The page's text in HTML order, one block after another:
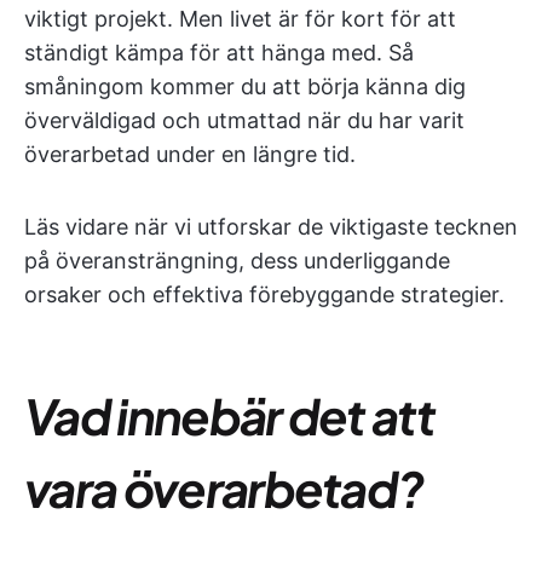
viktigt projekt. Men livet är för kort för att
ständigt kämpa för att hänga med. Så
småningom kommer du att börja känna dig
överväldigad och utmattad när du har varit
överarbetad under en längre tid.
Läs vidare när vi utforskar de viktigaste tecknen
på överansträngning, dess underliggande
orsaker och effektiva förebyggande strategier.
Vad innebär det att
vara överarbetad?